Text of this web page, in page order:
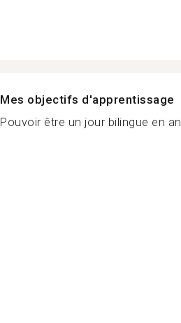
Mes objectifs d'apprentissage
Pouvoir être un jour bilingue en